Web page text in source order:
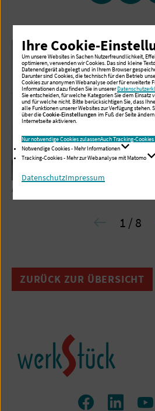
Flur mit Umkleiden
1 / 8
ZURÜCK ZUR ÜBERSICHT
Zum Zum
Ihre Cookie-
Um unsere Websites in Sachen Nutzerfreundlichkeit,
optimieren, verwenden wir Cookies. Das sind kleine
Datenendgerät abgelegt und in Ihrem Browser
Darunter sind Cookies, die technisch für den Betrieb
Cookies zur anonymen Webanalyse oder für erweiterte
Informationen dazu finden Sie in unserer
Sie entscheiden, für welche Kategorien Sie dem Einsatz
und für welche nicht. Bitte berücksichtigen Sie, dass
alle Funktionen unserer Websites zur Verfügung stehen.
über dieCookie-Einstellungen im Fuß der Seite
Internetseite aktivieren.
Nur notwendige Cookies zulassenAuch Tracking-
Notwendige Cookies - Mehr Informationen
Tracking-Cookies - Mehr zur Webanalyse mit Matomo
DatenschutzImpressum